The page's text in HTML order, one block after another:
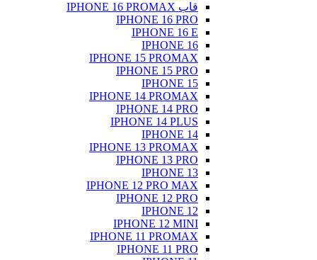
IPHONE 16 PRO
IPHONE 16 E
IPHONE 16
IPHONE 15 PROMAX
IPHONE 15 PRO
IPHONE 15
IPHONE 14 PROMAX
IPHONE 14 PRO
IPHONE 14 PLUS
IPHONE 14
IPHONE 13 PROMAX
IPHONE 13 PRO
IPHONE 13
IPHONE 12 PRO MAX
IPHONE 12 PRO
IPHONE 12
IPHONE 12 MINI
IPHONE 11 PROMAX
IPHONE 11 PRO